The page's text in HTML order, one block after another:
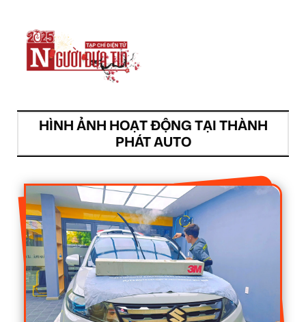
HÌNH ẢNH HOẠT ĐỘNG TẠI THÀNH
PHÁT AUTO